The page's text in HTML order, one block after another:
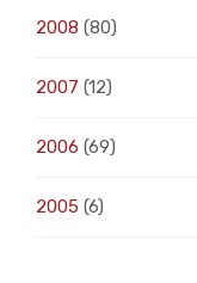
2008 (80)
2007 (12)
2006 (69)
2005 (6)